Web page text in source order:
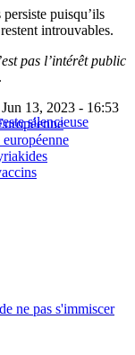
puisqu’ils
introuvables.
pas l’intérêt public
.
silencieuse
13, 2023 - 16:53
ne pas s'immiscer